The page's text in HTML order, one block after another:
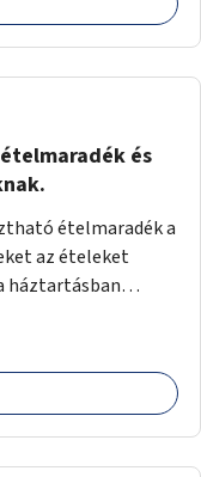
és
ételmaradék a
az ételeket
háztartásban
itt kell-e leírni.)